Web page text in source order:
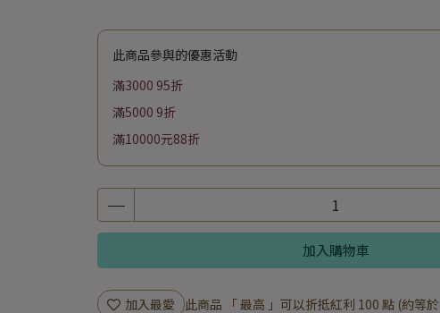
此商品參與的優惠活動
滿3000 95折
滿5000 9折
滿10000元88折
加入購物車
加入最愛 此商品 「 最高 」可以折抵紅利 100 點 (約等於